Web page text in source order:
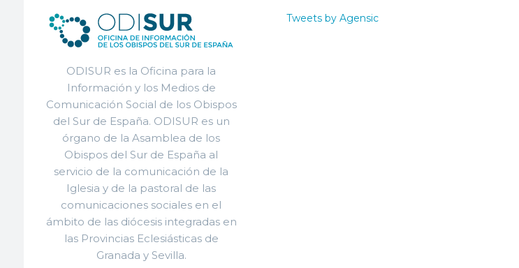
ODISUR es la Oficina para la
Información y los Medios de
Comunicación Social de los Obispos
del Sur de España. ODISUR es un
órgano de la Asamblea de los
Obispos del Sur de España al
servicio de la comunicación de la
Iglesia y de la pastoral de las
comunicaciones sociales en el
ámbito de las diócesis integradas en
las Provincias Eclesiásticas de
Granada y Sevilla.
Tweets by Agensic